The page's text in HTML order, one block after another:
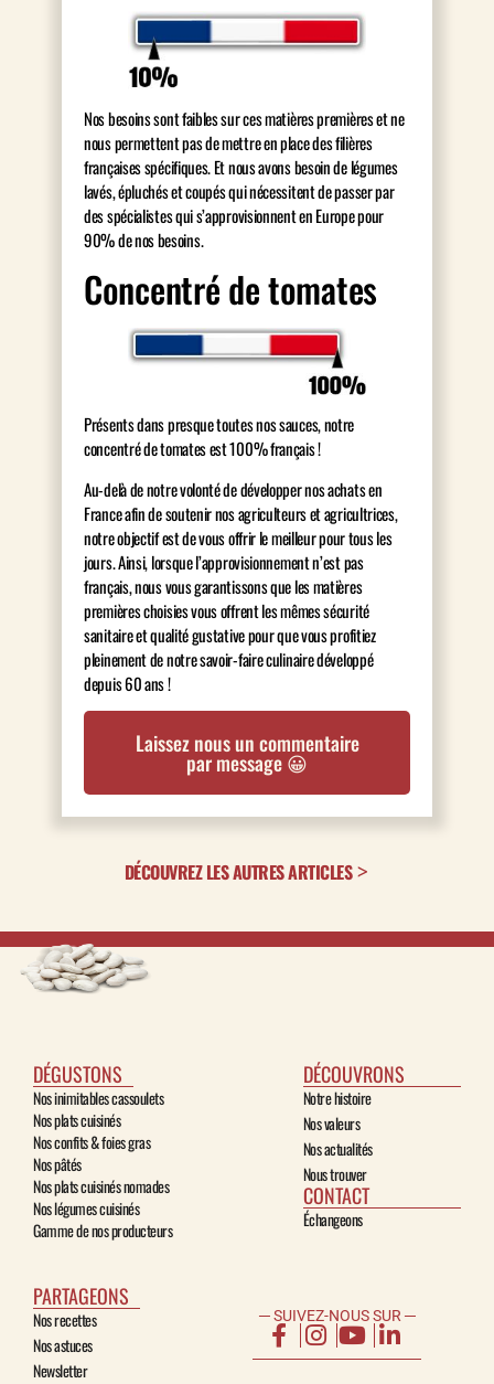
Nos besoins sont faibles sur ces matières premières et ne
nous permettent pas de mettre en place des filières
françaises spécifiques. Et nous avons besoin de légumes
lavés, épluchés et coupés qui nécessitent de passer par
des spécialistes qui s’approvisionnent en Europe pour
90% de nos besoins.
Concentré de tomates
Présents dans presque toutes nos sauces, notre
concentré de tomates est 100% français !
Au-delà de notre volonté de développer nos achats en
France afin de soutenir nos agriculteurs et agricultrices,
notre objectif est de vous offrir le meilleur pour tous les
jours. Ainsi, lorsque l’approvisionnement n’est pas
français, nous vous garantissons que les matières
premières choisies vous offrent les mêmes sécurité
sanitaire et qualité gustative pour que vous profitiez
pleinement de notre savoir-faire culinaire développé
depuis 60 ans !
Laissez nous un commentaire
par message 😀
DÉCOUVREZ LES AUTRES ARTICLES
DÉGUSTONS
Nos inimitables cassoulets
Nos plats cuisinés
Nos confits & foies gras
Nos pâtés
Nos plats cuisinés nomades
Nos légumes cuisinés
Gamme de nos producteurs
DÉCOUVRONS
Notre histoire
Nos valeurs
Nos actualités
Nous trouver
CONTACT
Échangeons
PARTAGEONS
Nos recettes
Nos astuces
Newsletter
─ SUIVEZ-NOUS SUR ─